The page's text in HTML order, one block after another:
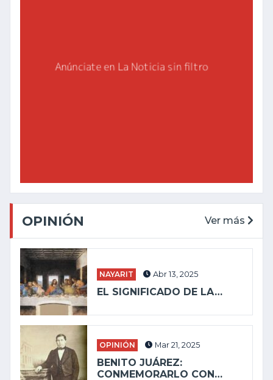
OPINIÓN Ver más
NAYARIT Abr 13, 2025
EL SIGNIFICADO DE LA…
OPINIÓN Mar 21, 2025
BENITO JUÁREZ:
CONMEMORARLO CON…